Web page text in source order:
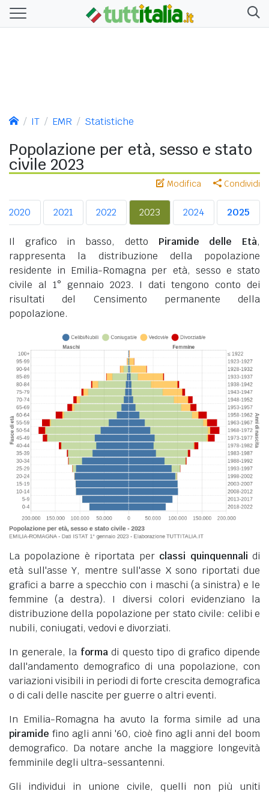
IT EMR Statistiche
Popolazione per età, sesso e stato
civile 2023
Modifica Condividi
2020 2021 2022 2023 2024 2025
Il grafico in basso, detto Piramide delle Età,
rappresenta la distribuzione della popolazione
residente in Emilia-Romagna per età, sesso e stato
civile al 1° gennaio 2023. I dati tengono conto dei
risultati del Censimento permanente della
popolazione.
La popolazione è riportata per classi quinquennali di
età sull'asse Y, mentre sull'asse X sono riportati due
grafici a barre a specchio con i maschi (a sinistra) e le
femmine (a destra). I diversi colori evidenziano la
distribuzione della popolazione per stato civile: celibi e
nubili, coniugati, vedovi e divorziati.
In generale, la formadi questo tipo di grafico dipende
dall'andamento demografico di una popolazione, con
variazioni visibili in periodi di forte crescita demografica
o di cali delle nascite per guerre o altri eventi.
In Emilia-Romagna ha avuto la forma simile ad una
piramide fino agli anni '60, cioè fino agli anni del boom
demografico. Da notare anche la maggiore longevità
femminile degli ultra-sessantenni.
Gli individui in unione civile, quelli non più uniti